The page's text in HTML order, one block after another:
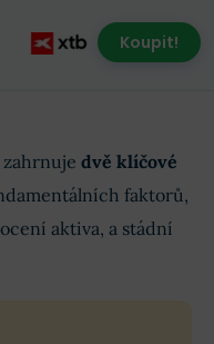
Koupit!
dvě klíčové
faktorů,
aktiva, a stádní